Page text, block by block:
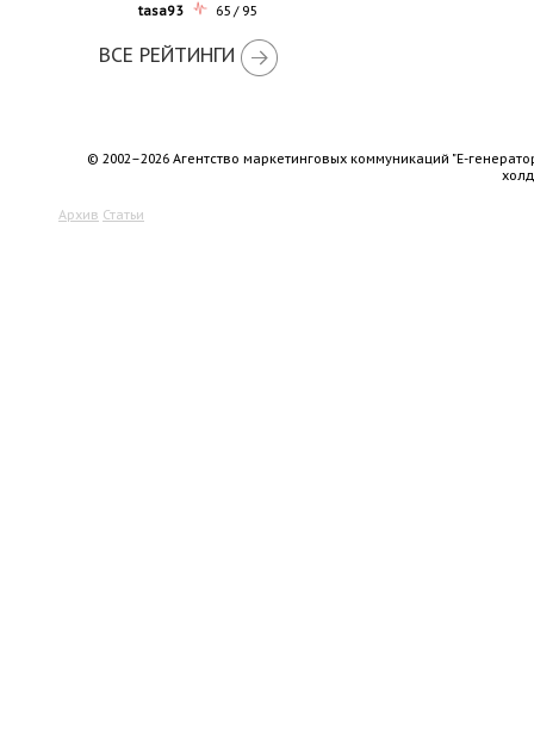
tasa93
65 / 95
ВСЕ РЕЙТИНГИ
© 2002–2026 Агентство маркетинговых коммуникаций "Е-
Архив Статьи